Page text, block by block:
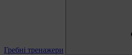
Гребні тренажери